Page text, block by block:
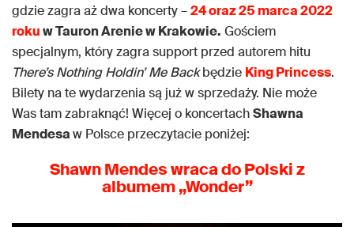
gdzie zagra aż dwa koncerty –24 oraz 25 marca 2022
rokuw Tauron Arenie w Krakowie. Gościem
specjalnym, który zagra support przed autorem hitu
There’s Nothing Holdin’ Me Backbędzie King Princess.
Bilety na te wydarzenia są już w sprzedaży. Nie może
Was tam zabraknąć! Więcej o koncertachShawna
Mendesaw Polsce przeczytacie poniżej:
Shawn Mendes wraca do Polski z
albumem „Wonder”